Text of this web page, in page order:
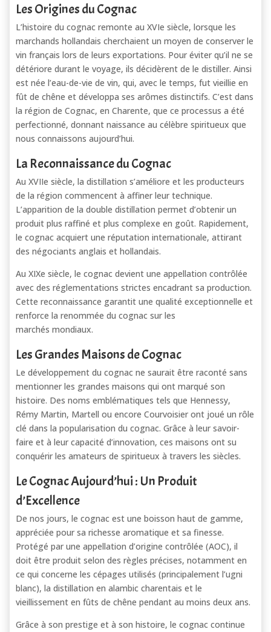
Les Origines du Cognac
L’histoire du cognac remonte au XVIe siècle, lorsque les
marchands hollandais cherchaient un moyen de conserver le
vin français lors de leurs exportations. Pour éviter qu’il ne se
détériore durant le voyage, ils décidèrent de le distiller. Ainsi
est née l’eau-de-vie de vin, qui, avec le temps, fut vieillie en
fût de chêne et développa ses arômes distinctifs. C’est dans
la région de Cognac, en Charente, que ce processus a été
perfectionné, donnant naissance au célèbre spiritueux que
nous connaissons aujourd’hui.
La Reconnaissance du Cognac
Au XVIIe siècle, la distillation s’améliore et les producteurs
de la région commencent à affiner leur technique.
L’apparition de la double distillation permet d’obtenir un
produit plus raffiné et plus complexe en goût. Rapidement,
le cognac acquiert une réputation internationale, attirant
des négociants anglais et hollandais.
Au XIXe siècle, le cognac devient une appellation contrôlée
avec des réglementations strictes encadrant sa production.
Cette reconnaissance garantit une qualité exceptionnelle et
renforce la renommée du cognac sur les
marchés mondiaux.
Les Grandes Maisons de Cognac
Le développement du cognac ne saurait être raconté sans
mentionner les grandes maisons qui ont marqué son
histoire. Des noms emblématiques tels que Hennessy,
Rémy Martin, Martell ou encore Courvoisier ont joué un rôle
clé dans la popularisation du cognac. Grâce à leur savoir-
faire et à leur capacité d’innovation, ces maisons ont su
conquérir les amateurs de spiritueux à travers les siècles.
Le Cognac Aujourd’hui : Un Produit
d’Excellence
De nos jours, le cognac est une boisson haut de gamme,
appréciée pour sa richesse aromatique et sa finesse.
Protégé par une appellation d’origine contrôlée (AOC), il
doit être produit selon des règles précises, notamment en
ce qui concerne les cépages utilisés (principalement l’ugni
blanc), la distillation en alambic charentais et le
vieillissement en fûts de chêne pendant au moins deux ans.
Grâce à son prestige et à son histoire, le cognac continue